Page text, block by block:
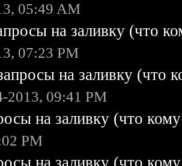
05:49 AM
на заливку (что
07:23 PM
на заливку (что
2013, 09:41 PM
на заливку (что
PM